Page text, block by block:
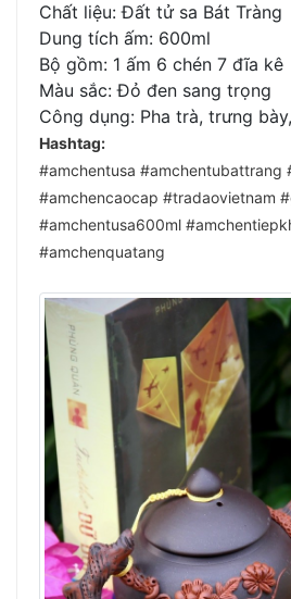
Chất liệu: Đất tử sa Bát Tràng
Dung tích ấm: 600ml
Bộ gồm: 1 ấm 6 chén 7 đĩa kê
Màu sắc: Đỏ đen sang trọng
Công dụng: Pha trà, trưng
Hashtag:
#amchentusa #amchentubattrang
#amchencaocap #tradaovietnam
#amchentusa600ml
#amchenquatang